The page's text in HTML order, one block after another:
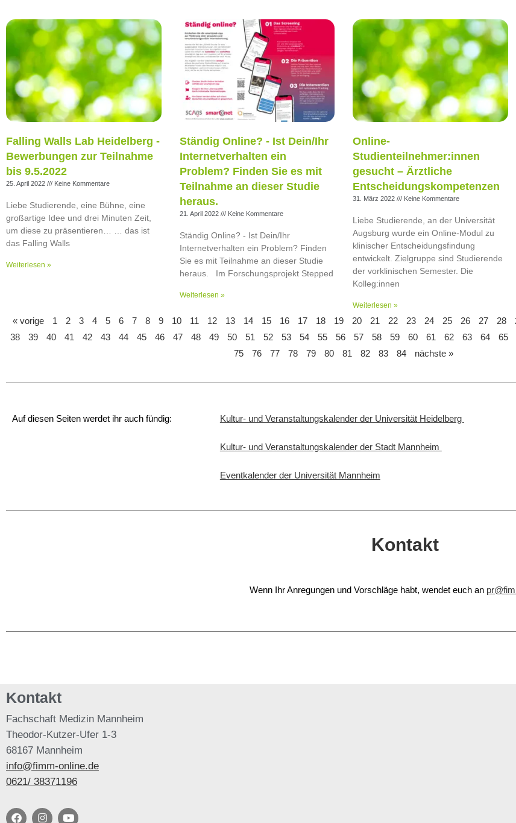
Falling Walls Lab Heidelberg -
Bewerbungen zur Teilnahme
bis 9.5.2022
25. April 2022 Keine Kommentare
Liebe Studierende, eine Bühne, eine
großartige Idee und drei Minuten Zeit,
um diese zu präsentieren… … das ist
das Falling Walls
Weiterlesen »
Ständig Online? - Ist Dein/Ihr
Internetverhalten ein
Problem? Finden Sie es mit
Teilnahme an dieser Studie
heraus.
21. April 2022 Keine Kommentare
Ständig Online? - Ist Dein/Ihr
Internetverhalten ein Problem? Finden
Sie es mit Teilnahme an dieser Studie
heraus. Im Forschungsprojekt Stepped
Weiterlesen »
Online-
Studienteilnehmer:innen
gesucht – Ärztliche
Entscheidungskompetenzen
31. März 2022 Keine Kommentare
Liebe Studierende, an der Universität
Augsburg wurde ein Online-Modul zu
klinischer Entscheidungsfindung
entwickelt. Zielgruppe sind Studierende
der vorklinischen Semester. Die
Kolleg:innen
Weiterlesen »
« vorige 1 2 3 4 5 6 7 8 9 10 11 12 13 14 15 16 17 18 19 20 21 22 23 24 25 26 27 28
38
39 40 41 42 43 44 45 46 47 48 49 50 51 52 53 54 55 56 57 58 59 60 61 62 63 64 65
75
76 77 78 79 80 81 82 83 84 nächste »
Auf diesen Seiten werdet ihr auch fündig: Kultur- und Veranstaltungskalender der Universität Heidelberg
Kultur- und Veranstaltungskalender der Stadt Mannheim
Eventkalender der Universität Mannheim
Kontakt
Wenn Ihr Anregungen und Vorschläge habt, wendet euch an
Kontakt
Fachschaft Medizin Mannheim
Theodor-Kutzer-Ufer 1-3
68167 Mannheim
info@fimm-online.de
0621/ 38371196